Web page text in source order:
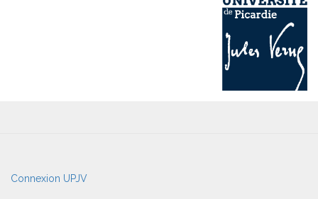
User
account
Connexion UPJV